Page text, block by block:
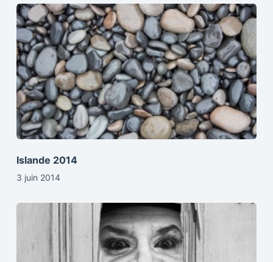
Islande 2014
3 juin 2014